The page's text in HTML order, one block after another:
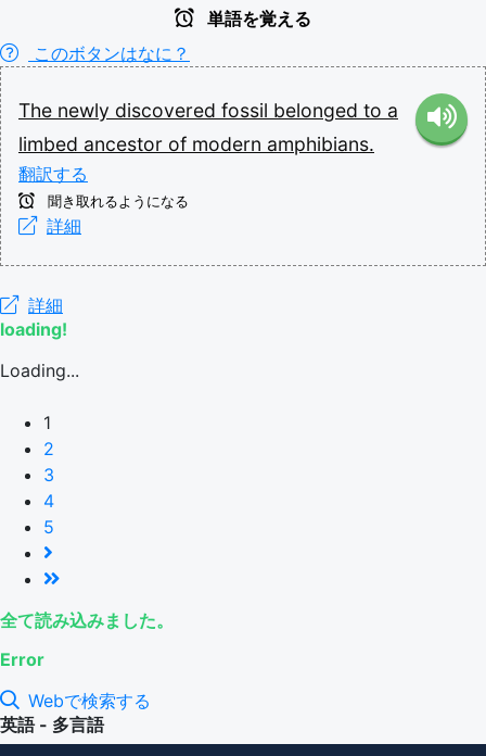
単語を覚える
このボタンはなに？
The newly discovered fossil belonged to a
limbed ancestor of modern amphibians.
翻訳する
聞き取れるようになる
詳細
詳細
loading!
Loading...
1
2
3
4
5
全て読み込みました。
Error
Webで検索する
英語 - 多言語